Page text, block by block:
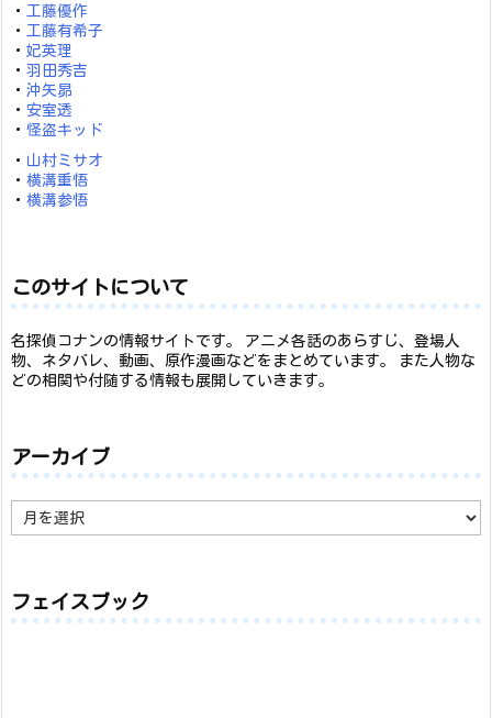
・ 工藤優作
・ 工藤有希子
・ 妃英理
・ 羽田秀吉
・ 沖矢昴
・ 安室透
・ 怪盗キッド
・ 山村ミサオ
・ 横溝重悟
・ 横溝参悟
このサイトについて
名探偵コナンの情報サイトです。 アニメ各話のあらすじ、登場人
物、ネタバレ、動画、原作漫画などをまとめています。 また人物な
どの相関や付随する情報も展開していきます。
アーカイブ
ー
フェイスブック